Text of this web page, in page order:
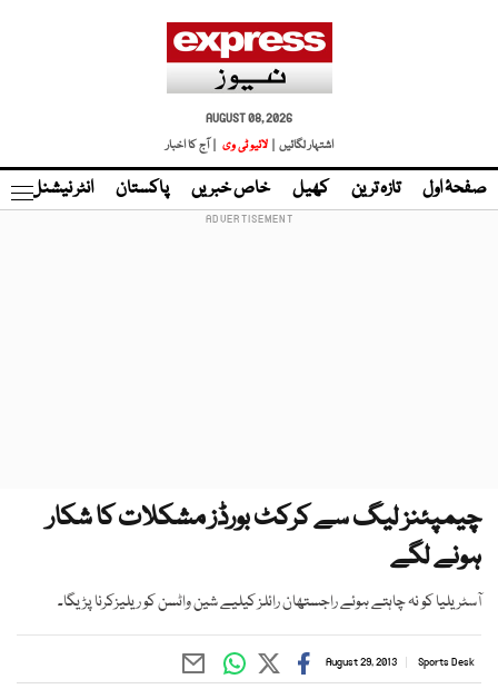
AUGUST 08, 2026
اشتہار لگائیں |
لائیو ٹی وی | آج کا اخبار
صفحۂ اول تازہ ترین کھیل خاص خبریں پاکستان انٹر نیشنل
چیمپئنز لیگ سے کرکٹ بورڈز مشکلات کا شکار
ہونے لگے
آسٹریلیا کو نہ چاہتے ہوئے راجستھان رائلز کیلیے شین واٹسن کو ریلیزکرنا پڑیگا۔
Sports Desk
August 29, 2013